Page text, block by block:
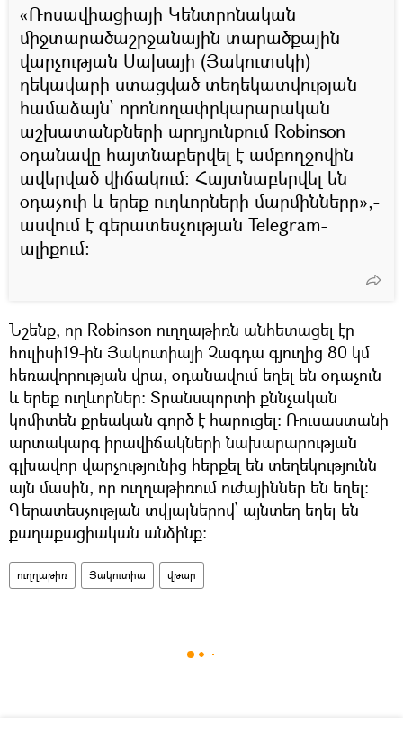
«Ռոսավիացիայի Կենտրոնական
միջտարածաշրջանային տարածքային
վարչության Սախայի (Յակուտսկի)
ղեկավարի ստացված տեղեկատվության
համաձայն՝ որոնողափրկարարական
աշխատանքների արդյունքում Robinson
օդանավը հայտնաբերվել է ամբողջովին
ավերված վիճակում։ Հայտնաբերվել են
օդաչուի և երեք ուղևորների մարմինները»,-
ասվում է գերատեսչության Telegram-
ալիքում։
Նշենք, որ Robinson ուղղաթիռն անհետացել էր
հուլիսի19-ին Յակուտիայի Չագդա գյուղից 80 կմ
հեռավորության վրա, օդանավում եղել են օդաչուն
և երեք ուղևորներ: Տրանսպորտի քննչական
կոմիտեն քրեական գործ է հարուցել։ Ռուսաստանի
արտակարգ իրավիճակների նախարարության
գլխավոր վարչությունից հերքել են տեղեկությունն
այն մասին, որ ուղղաթիռում ուժայիններ են եղել:
Գերատեսչության տվյալներով՝ այնտեղ եղել են
քաղաքացիական անձինք։
ուղղաթիռ Յակուտիա վթար